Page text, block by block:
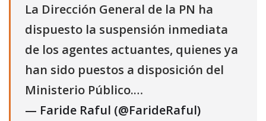
La Dirección General de la PN ha
dispuesto la suspensión inmediata
de los agentes actuantes, quienes ya
han sido puestos a disposición del
Ministerio Público.…
— Faride Raful (@FarideRaful)